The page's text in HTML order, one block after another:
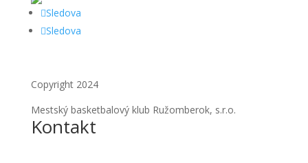
Sledova
Sledova
Copyright 2024
Mestský basketbalový klub Ružomberok, s.r.o.
Kontakt